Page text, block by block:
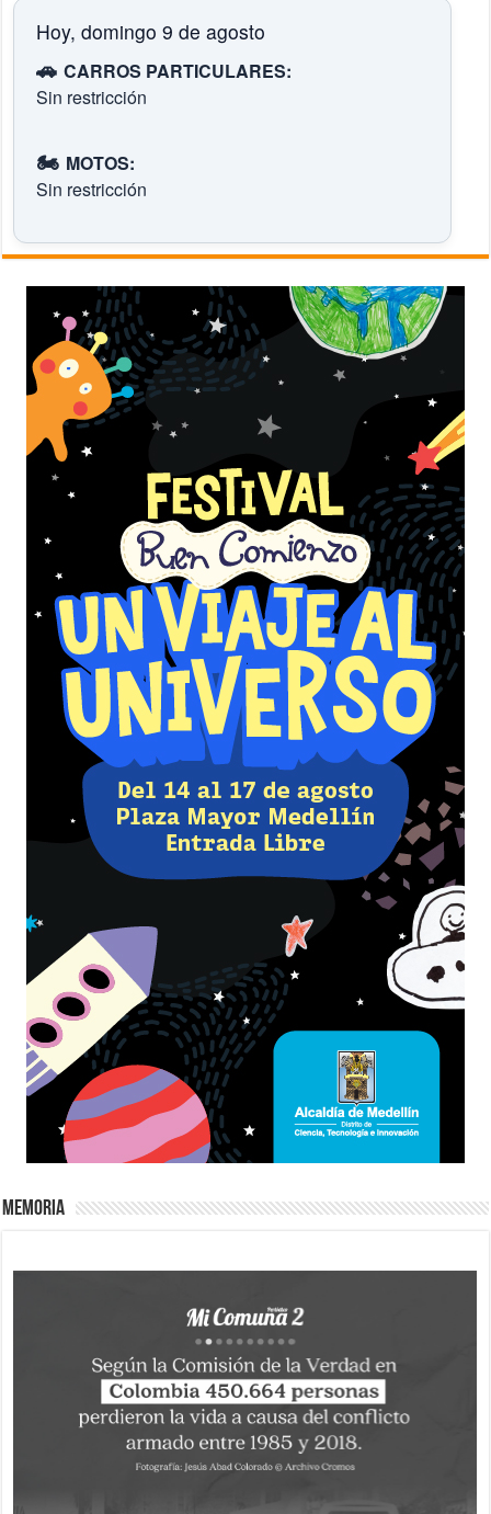
Hoy, domingo 9 de agosto
🚗 CARROS PARTICULARES:
Sin restricción
🏍️ MOTOS:
Sin restricción
Memoria